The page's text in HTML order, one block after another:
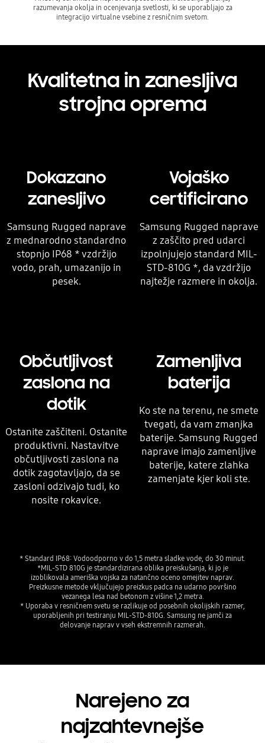
razumevanja okolja in ocenjevanja svetlosti, ki se uporabljajo za
integracijo virtualne vsebine z resničnim svetom.
Kvalitetna in zanesljiva
strojna oprema
Dokazano
zanesljivo
Samsung Rugged naprave
z mednarodno standardno
stopnjo IP68 * vzdržijo
vodo, prah, umazanijo in
pesek.
Vojaško
certificirano
Samsung Rugged naprave
z zaščito pred udarci
izpolnjujejo standard MIL-
STD-810G *, da vzdržijo
najtežje razmere in okolja.
Občutljivost
zaslona na
dotik
Ostanite zaščiteni. Ostanite
produktivni. Nastavitve
občutljivosti zaslona na
dotik zagotavljajo, da se
zasloni odzivajo tudi, ko
nosite rokavice.
Zamenljiva
baterija
Ko ste na terenu, ne smete
tvegati, da vam zmanjka
baterije. Samsung Rugged
naprave imajo zamenljive
baterije, katere zlahka
zamenjate kjer koli ste.
* Standard IP68: Vodoodporno v do 1,5 metra sladke vode, do 30 minut.
*MIL-STD 810G je standardizirana oblika preiskušanja, ki jo je
izoblikovala ameriška vojska za natančno oceno omejitev naprav.
Preizkusne metode vključujejo preizkus padca na udarno površino
vezanega lesa nad betonom z višine 1,2 metra.
* Uporaba v resničnem svetu se razlikuje od posebnih okolijskih razmer,
uporabljenih pri testiranju MIL-STD-810G. Samsung ne jamči za
delovanje naprav v vseh ekstremnih razmerah.
Narejeno za
najzahtevnejše